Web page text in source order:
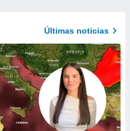
Últimas noticias